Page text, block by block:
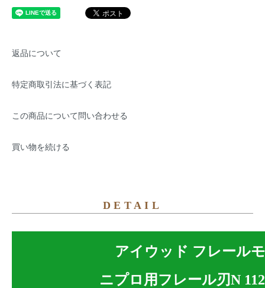
返品について
特定商取引法に基づく表記
この商品について問い合わせる
買い物を続ける
DETAIL
アイウッド フレール
ニプロ用フレール刃N